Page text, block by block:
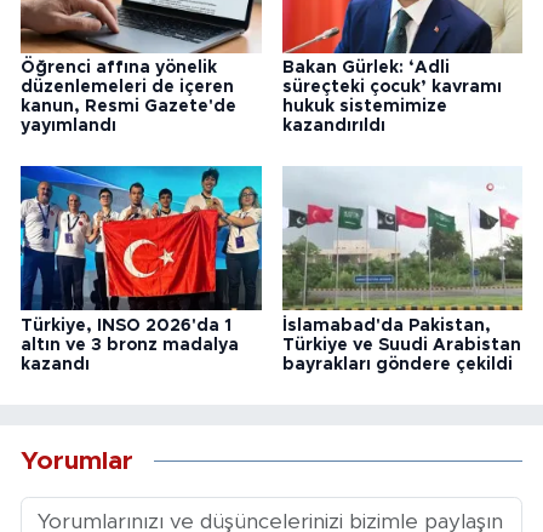
Öğrenci affına yönelik
düzenlemeleri de içeren
kanun, Resmi Gazete'de
yayımlandı
Bakan Gürlek: ‘Adli
süreçteki çocuk’ kavramı
hukuk sistemimize
kazandırıldı
Türkiye, INSO 2026'da 1
altın ve 3 bronz madalya
kazandı
İslamabad'da Pakistan,
Türkiye ve Suudi Arabistan
bayrakları göndere çekildi
Yorumlar